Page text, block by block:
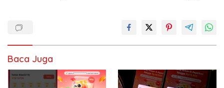
Baca Juga